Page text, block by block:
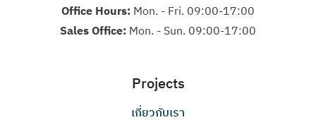
Office Hours: Mon. - Fri. 09:00-17:00
Sales Office: Mon. - Sun. 09:00-17:00
Projects
เกี่ยวกับเรา